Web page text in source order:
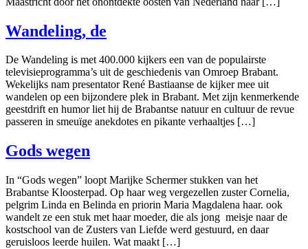
Wandeling, de
De Wandeling is met 400.000 kijkers een van de populairste
televisieprogramma’s uit de geschiedenis van Omroep Brabant.
Wekelijks nam presentator René Bastiaanse de kijker mee uit
wandelen op een bijzondere plek in Brabant. Met zijn kenmerkende
geestdrift en humor liet hij de Brabantse natuur en cultuur de revue
passeren in smeuïge anekdotes en pikante verhaaltjes […]
Gods wegen
In “Gods wegen” loopt Marijke Schermer stukken van het
Brabantse Kloosterpad. Op haar weg vergezellen zuster Cornelia,
pelgrim Linda en Belinda en priorin Maria Magdalena haar. ook
wandelt ze een stuk met haar moeder, die als jong meisje naar de
kostschool van de Zusters van Liefde werd gestuurd, en daar
geruisloos leerde huilen. Wat maakt […]